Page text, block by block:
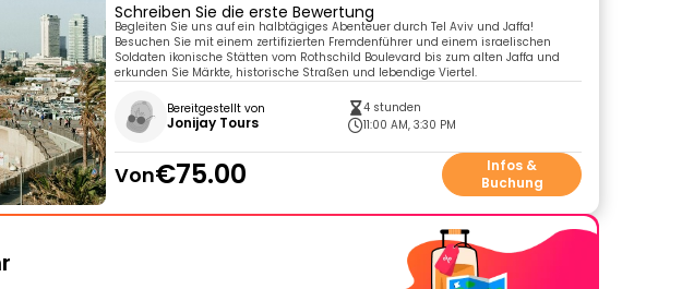
Schreiben Sie die erste Bewertung
Begleiten Sie uns auf ein halbtägiges Abenteuer durch Tel Aviv und Jaffa!
Besuchen Sie mit einem zertifizierten Fremdenführer und einem israelischen
Soldaten ikonische Stätten vom Rothschild Boulevard bis zum alten Jaffa und
erkunden Sie Märkte, historische Straßen und lebendige Viertel.
Bereitgestellt von
Jonijay Tours
4 stunden
11:00 AM, 3:30 PM
Von€75.00
Infos &
Buchung